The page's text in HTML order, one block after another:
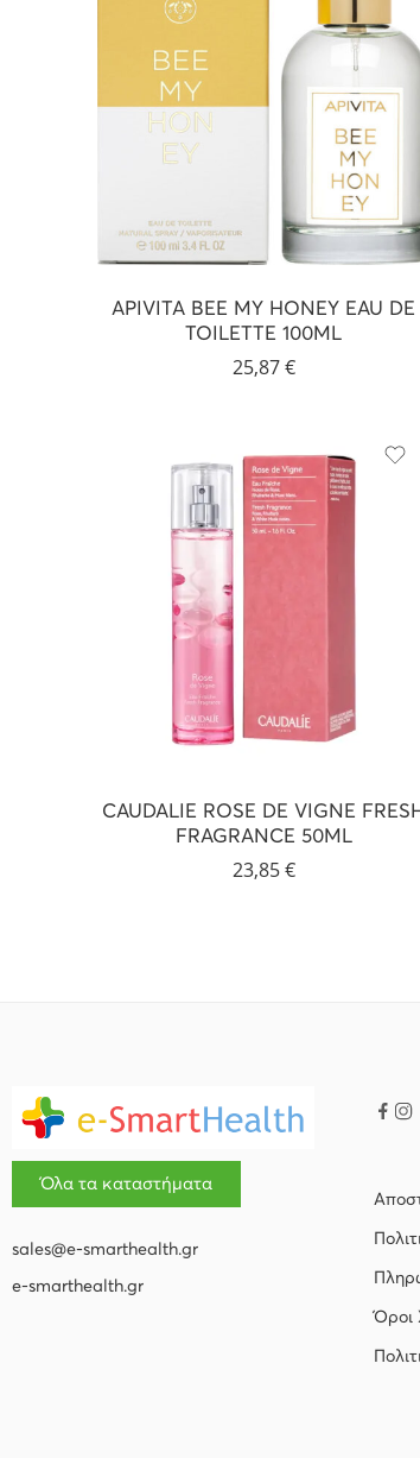
APIVITA BEE MY HONEY EAU DE
TOILETTE 100ML
25,87€
CAUDALIE ROSE DE VIGNE
FRAGRANCE 50ML
23,85€
Όλα τα καταστήματα
sales@e-smarthealth.gr
e-smarthealth.gr
Όροι